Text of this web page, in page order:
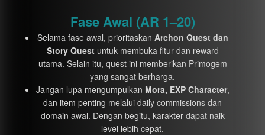
Fase Awal (AR 1–20)
Selama fase awal, prioritaskan Archon Quest dan
Story Questuntuk membuka fitur dan reward
utama. Selain itu, quest ini memberikan Primogem
yang sangat berharga.
Jangan lupa mengumpulkan Mora, EXP Character,
dan item penting melalui daily commissions dan
domain awal. Dengan begitu, karakter dapat naik
level lebih cepat.